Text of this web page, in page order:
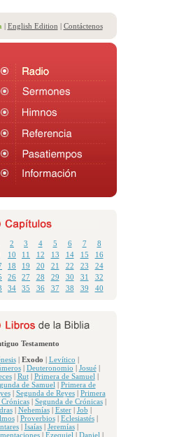
| English Edition | Contáctenos
2 3 4 5 6 7
8
10 11 12 13 14 15
16
18 19 20 21 22 23
24
26 27 28 29 30 31
32
34 35 36 37 38 39 40
Testamento
| Exodo | Levítico |
| Deuteronomio | Josué|
| Rut| Primera de Samuel |
de Samuel | Primera de
| Segunda de Reyes| Primera
Crónicas| Segunda de Crónicas|
| Nehemías| Ester| Job |
| Proverbios| Eclesiastés|
| Isaías| Jeremías|
| Ezequiel | Daniel |